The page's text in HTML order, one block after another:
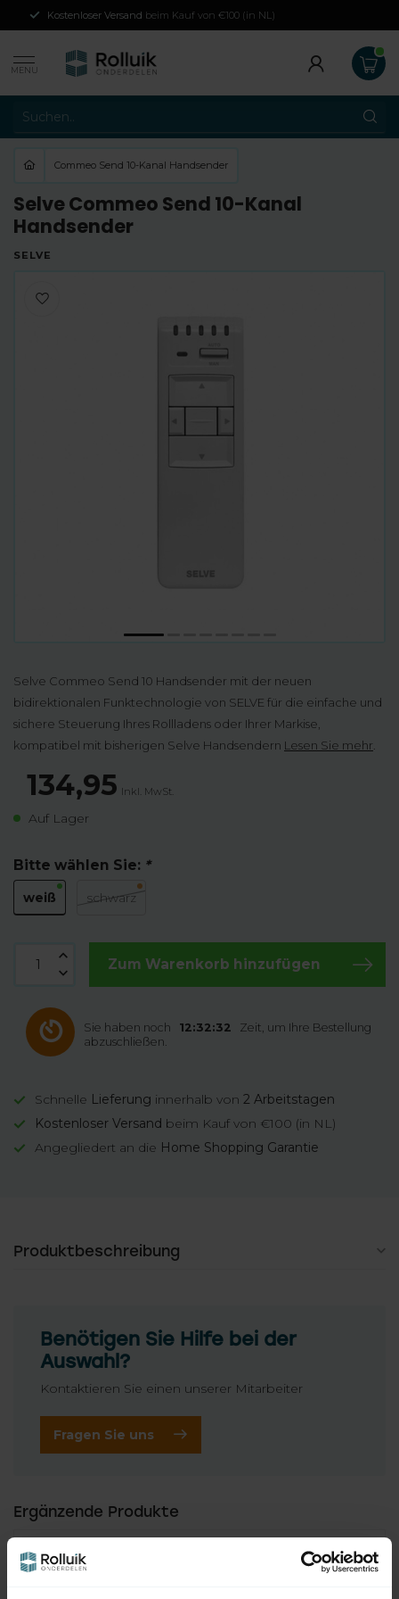
Kostenloser Versand beim Kauf von €100 (in NL)
MENU
Commeo Send 10-Kanal Handsender
Selve Commeo Send 10-Kanal
Handsender
SELVE
Selve Commeo Send 10 Handsender mit der neuen
bidirektionalen Funktechnologie von SELVE für die einfache und
sichere Steuerung Ihres Rollladens oder Ihrer Markise,
kompatibel mit bisherigen Selve Handsendern Lesen Sie mehr
134,95 Inkl. MwSt.
Auf Lager
Bitte wählen Sie: *
weiß schwarz
Zum Warenkorb hinzufügen
Sie haben noch 12:32:32
Zeit, um Ihre Bestellung
abzuschließen.
Schnelle Lieferung innerhalb von 2 Arbeitstagen
Kostenloser Versand beim Kauf von €100 (in NL)
Angegliedert an die Home Shopping Garantie
Produktbeschreibung
Benötigen Sie Hilfe bei der
Auswahl?
Kontaktieren Sie einen unserer Mitarbeiter
Fragen Sie uns
Ergänzende Produkte
TypeError: Failed to fetch
https://www.rolluikonderdelen.nl/de/marken/selve/fernb